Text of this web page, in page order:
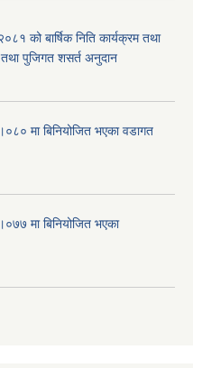
को बार्षिक निति कार्यक्रम तथा
पुजिगत शसर्त अनुदान
मा बिनियोजित भएका वडागत
मा बिनियोजित भएका